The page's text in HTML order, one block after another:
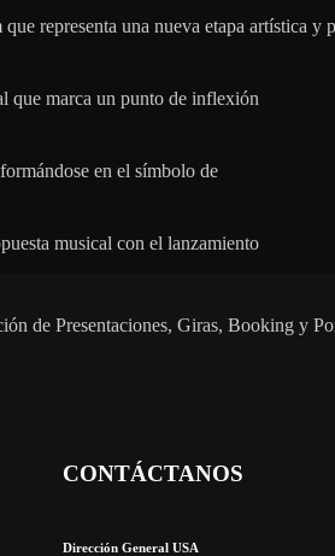
representa una nueva etapa artística y
que marca un punto de inflexión
en el símbolo de
musical con el lanzamiento
de Presentaciones, Giras, Booking y
CONTÁCTANOS
Dirección General USA